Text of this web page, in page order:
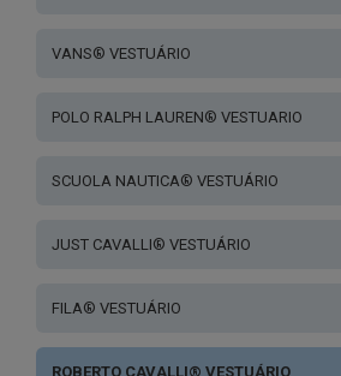
VANS® VESTUÁRIO
POLO RALPH LAUREN® VESTUARIO
SCUOLA NAUTICA® VESTUÁRIO
JUST CAVALLI® VESTUÁRIO
FILA® VESTUÁRIO
ROBERTO CAVALLI® VESTUÁRIO